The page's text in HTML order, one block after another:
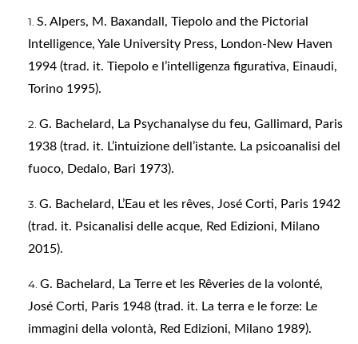
S. Alpers, M. Baxandall, Tiepolo and the Pictorial
Intelligence, Yale University Press, London-New Haven
1994 (trad. it. Tiepolo e l’intelligenza figurativa, Einaudi,
Torino 1995).
G. Bachelard, La Psychanalyse du feu, Gallimard, Paris
1938 (trad. it. L’intuizione dell’istante. La psicoanalisi del
fuoco, Dedalo, Bari 1973).
G. Bachelard, L’Eau et les rêves, José Corti, Paris 1942
(trad. it. Psicanalisi delle acque, Red Edizioni, Milano
2015).
G. Bachelard, La Terre et les Rêveries de la volonté,
José Corti, Paris 1948 (trad. it. La terra e le forze: Le
immagini della volontà, Red Edizioni, Milano 1989).